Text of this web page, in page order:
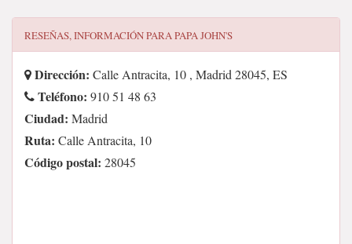
RESEÑAS, INFORMACIÓN PARAPAPA JOHN'S
Dirección: Calle Antracita, 10 , Madrid 28045, ES
Teléfono: 910 51 48 63
Ciudad: Madrid
Ruta: Calle Antracita, 10
Código postal: 28045